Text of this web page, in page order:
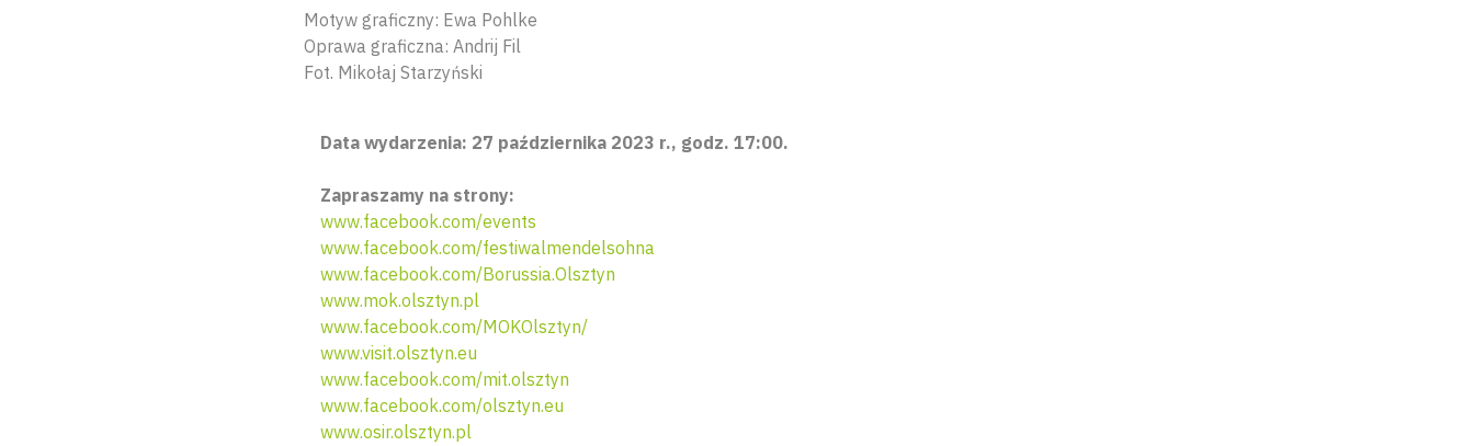
Motyw graficzny: Ewa Pohlke
Oprawa graficzna: Andrij Fil
Fot. Mikołaj Starzyński
Data wydarzenia: 27 października 2023 r., godz. 17:00.
Zapraszamy na strony:
www.facebook.com/events
www.facebook.com/festiwalmendelsohna
www.facebook.com/Borussia.Olsztyn
www.mok.olsztyn.pl
www.facebook.com/MOKOlsztyn/
www.visit.olsztyn.eu
www.facebook.com/mit.olsztyn
www.facebook.com/olsztyn.eu
www.osir.olsztyn.pl